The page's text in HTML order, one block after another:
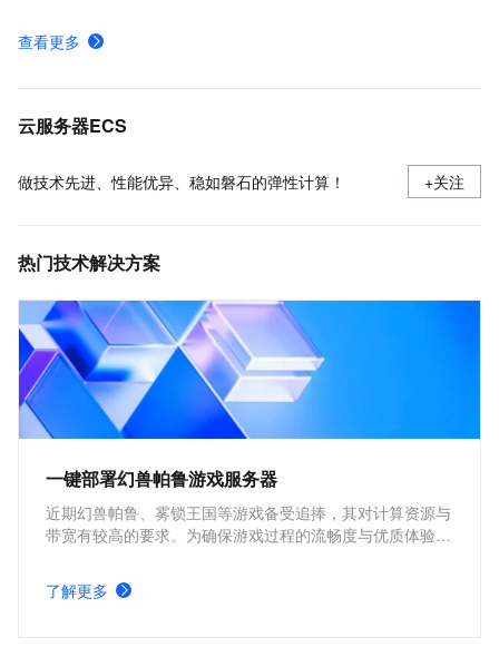
在Linux上安装Docker和Docker Compose
阿里云ECS通用型实例规格（g系列）
查看更多
云服务器ECS
做技术先进、性能优异、稳如磐石的弹性计算！ +关注
热门技术解决方案
一键部署幻兽帕鲁游戏服务器
近期幻兽帕鲁、雾锁王国等游戏备受追捧，其对计算资源与
带宽有较高的要求。为确保游戏过程的流畅度与优质体验，
大的玩家群体提供专属联机服务器，一键购买部署，轻松开
启游戏。
了解更多